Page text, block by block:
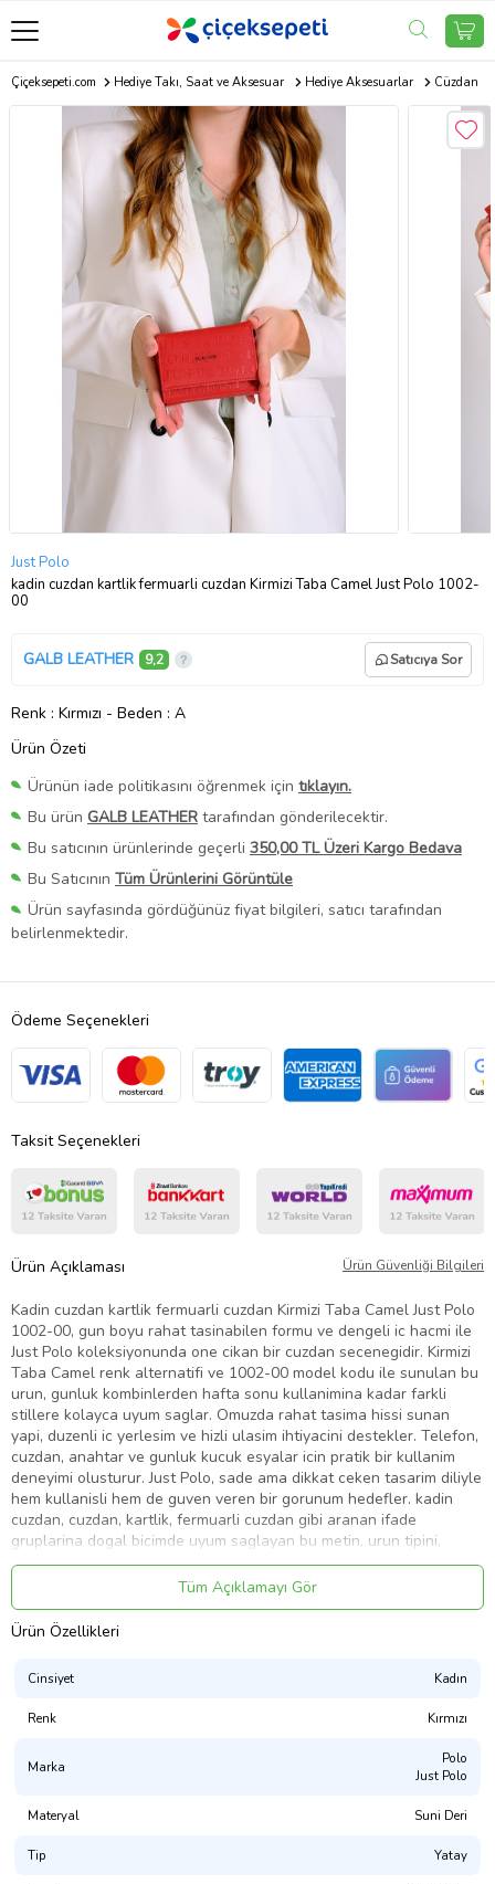
Çiçeksepeti.com Hediye Takı, Saat ve Aksesuar Hediye Aksesuarlar Cüzdan
Just Polo
kadin cuzdan kartlik fermuarli cuzdan Kirmizi Taba Camel Just Polo 1002-
00
GALB LEATHER 9,2 Satıcıya Sor
Renk : Kırmızı - Beden : A
Ürün Özeti
Ürünün iade politikasını öğrenmek için tıklayın.
Bu ürün GALB LEATHER tarafından gönderilecektir.
Bu satıcının ürünlerinde geçerli 350,00 TL Üzeri Kargo Bedava
Bu Satıcının Tüm Ürünlerini Görüntüle
Ürün sayfasında gördüğünüz fiyat bilgileri, satıcı tarafından
belirlenmektedir.
Ödeme Seçenekleri
Taksit Seçenekleri
Ürün Açıklaması Ürün Güvenliği Bilgileri
Kadin cuzdan kartlik fermuarli cuzdan Kirmizi Taba Camel Just Polo
1002-00, gun boyu rahat tasinabilen formu ve dengeli ic hacmi ile
Just Polo koleksiyonunda one cikan bir cuzdan secenegidir. Kirmizi
Taba Camel renk alternatifi ve 1002-00 model kodu ile sunulan bu
urun, gunluk kombinlerden hafta sonu kullanimina kadar farkli
stillere kolayca uyum saglar. Omuzda rahat tasima hissi sunan
yapi, duzenli ic yerlesim ve hizli ulasim ihtiyacini destekler. Telefon,
cuzdan, anahtar ve gunluk kucuk esyalar icin pratik bir kullanim
deneyimi olusturur. Just Polo, sade ama dikkat ceken tasarim diliyle
hem kullanisli hem de guven veren bir gorunum hedefler. kadin
cuzdan, cuzdan, kartlik, fermuarli cuzdan gibi aranan ifade
gruplarina dogal bicimde uyum saglayan bu metin, urun tipini,
kullanim amacini ve marka gucunu acik sekilde anlatir
kcm52662829Tüm Açıklamayı Gör
Ürün Özellikleri
Cinsiyet Kadın
Renk Kırmızı
Marka
Polo
Just Polo
Materyal Suni Deri
Tip Yatay